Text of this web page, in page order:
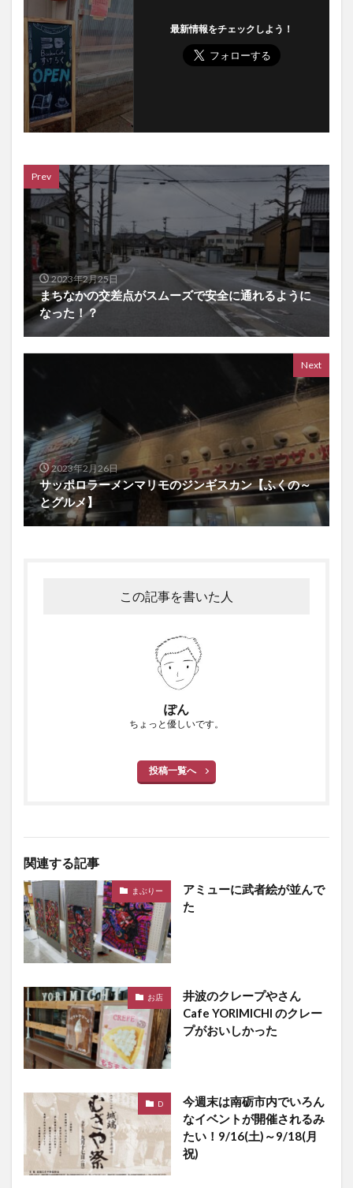
最新情報をチェックしよう！
Prev
2023年2月25日
まちなかの交差点がスムーズで安全に通れるように
なった！？
Next
2023年2月26日
サッポロラーメンマリモのジンギスカン【ふくの～
とグルメ】
この記事を書いた人
ぽん
ちょっと優しいです。
投稿一覧へ
関連する記事
まぶりー
アミューに武者絵が並んで
た
お店
井波のクレープやさん
Cafe YORIMICHI のクレー
プがおいしかった
D
今週末は南砺市内でいろん
なイベントが開催されるみ
たい！9/16(土)～9/18(月
祝)